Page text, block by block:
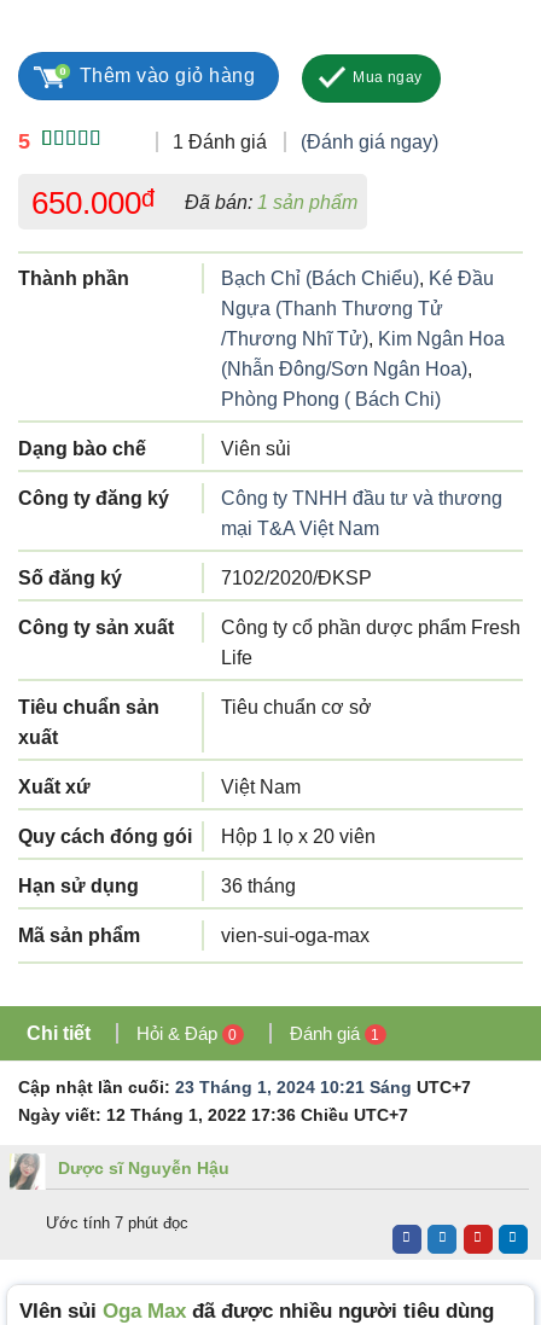
5
đánh giá
1 Đánh giá (Đánh giá ngay)
650.000đ Đã bán: 1 sản phẩm
Thành phần Bạch Chỉ (Bách Chiểu), Ké Đầu
Ngựa (Thanh Thương Tử
/Thương Nhĩ Tử), Kim Ngân Hoa
(Nhẫn Đông/Sơn Ngân Hoa),
Phòng Phong ( Bách Chi)
Dạng bào chế Viên sủi
Công ty đăng ký
Công ty TNHH đầu tư và thương
mại T&A Việt Nam
Số đăng ký 7102/2020/ĐKSP
Công ty sản xuất
Công ty cổ phần dược phẩm Fresh
Life
Tiêu chuẩn sản
xuất
Tiêu chuẩn cơ sở
Xuất xứ Việt Nam
Quy cách đóng gói Hộp 1 lọ x 20 viên
Hạn sử dụng 36 tháng
Mã sản phẩm vien-sui-oga-max
Thêm vào giỏ hàng Mua ngay
Chi tiết Hỏi & Đáp 0 Đánh giá 1
Cập nhật lần cuối: 23 Tháng 1, 2024 10:21 Sáng UTC+7
Ngày viết: 12 Tháng 1, 2022 17:36 Chiều UTC+7
Dược sĩ Nguyễn Hậu
Ước tính 7 phút đọc
VIên sủi Oga Max đã được nhiều người tiêu dùng